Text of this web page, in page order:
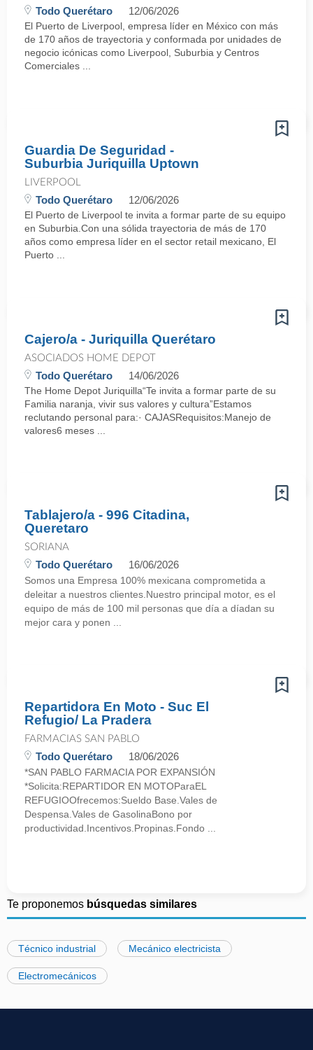
Todo Querétaro 12/06/2026
El Puerto de Liverpool, empresa líder en México con más
de 170 años de trayectoria y conformada por unidades de
negocio icónicas como Liverpool, Suburbia y Centros
Comerciales ...
Guardia De Seguridad -
Suburbia Juriquilla Uptown
LIVERPOOL
Todo Querétaro 12/06/2026
El Puerto de Liverpool te invita a formar parte de su equipo
en Suburbia.Con una sólida trayectoria de más de 170
años como empresa líder en el sector retail mexicano, El
Puerto ...
Cajero/a - Juriquilla Querétaro
ASOCIADOS HOME DEPOT
Todo Querétaro 14/06/2026
The Home Depot Juriquilla“Te invita a formar parte de su
Familia naranja, vivir sus valores y cultura”Estamos
reclutando personal para:· CAJASRequisitos:Manejo de
valores6 meses ...
Tablajero/a - 996 Citadina,
Queretaro
SORIANA
Todo Querétaro 16/06/2026
Somos una Empresa 100% mexicana comprometida a
deleitar a nuestros clientes.Nuestro principal motor, es el
equipo de más de 100 mil personas que día a díadan su
mejor cara y ponen ...
Repartidora En Moto - Suc El
Refugio/ La Pradera
FARMACIAS SAN PABLO
Todo Querétaro 18/06/2026
*SAN PABLO FARMACIA POR EXPANSIÓN
*Solicita:REPARTIDOR EN MOTOParaEL
REFUGIOOfrecemos:Sueldo Base.Vales de
Despensa.Vales de GasolinaBono por
productividad.Incentivos.Propinas.Fondo ...
Te proponemos búsquedas similares
Técnico industrial Mecánico electricista
Electromecánicos